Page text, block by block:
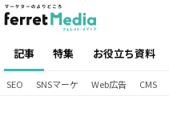
記事 特集 お役立ち資料
SEO SNSマーケ Web広告 CMS